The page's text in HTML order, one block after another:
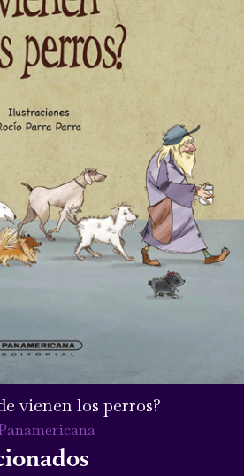
vienen los perros?